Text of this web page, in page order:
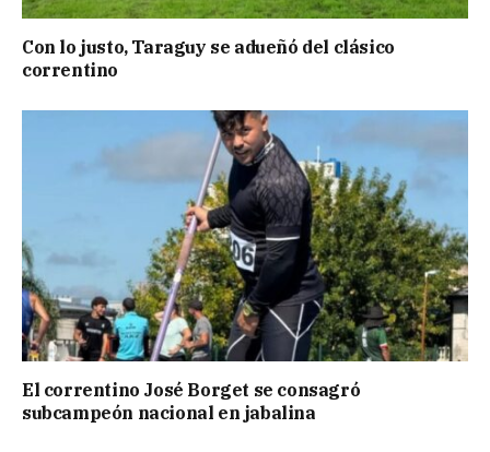
Con lo justo, Taraguy se adueñó del clásico
correntino
El correntino José Borget se consagró
subcampeón nacional en jabalina